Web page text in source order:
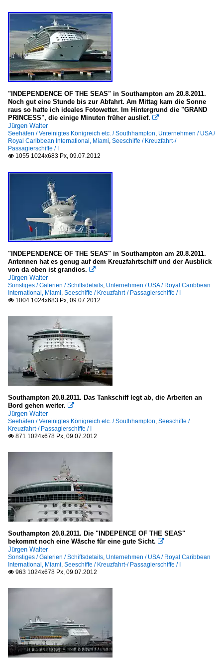
"INDEPENDENCE OF THE SEAS" in Southampton am 20.8.2011.
Noch gut eine Stunde bis zur Abfahrt. Am Mittag kam die Sonne
raus so hatte ich ideales Fotowetter. Im Hintergrund die "GRAND
PRINCESS", die einige Minuten früher auslief. 
Jürgen Walter
Seehäfen / Vereinigtes Königreich etc. / Southhampton, Unternehmen / USA /
Royal Caribbean International, Miami, Seeschiffe / Kreuzfahrt-/
Passagierschiffe / I
 1055 1024x683 Px, 09.07.2012
"INDEPENDENCE OF THE SEAS" in Southampton am 20.8.2011.
Antennen hat es genug auf dem Kreuzfahrtschiff und der Ausblick
von da oben ist grandios. 
Jürgen Walter
Sonstiges / Galerien / Schiffsdetails, Unternehmen / USA / Royal Caribbean
International, Miami, Seeschiffe / Kreuzfahrt-/ Passagierschiffe / I
 1004 1024x683 Px, 09.07.2012
Southampton 20.8.2011. Das Tankschiff legt ab, die Arbeiten an
Bord gehen weiter. 
Jürgen Walter
Seehäfen / Vereinigtes Königreich etc. / Southhampton, Seeschiffe /
Kreuzfahrt-/ Passagierschiffe / I
 871 1024x678 Px, 09.07.2012
Southampton 20.8.2011. Die "INDEPENCE OF THE SEAS"
bekommt noch eine Wäsche für eine gute Sicht. 
Jürgen Walter
Sonstiges / Galerien / Schiffsdetails, Unternehmen / USA / Royal Caribbean
International, Miami, Seeschiffe / Kreuzfahrt-/ Passagierschiffe / I
 963 1024x678 Px, 09.07.2012